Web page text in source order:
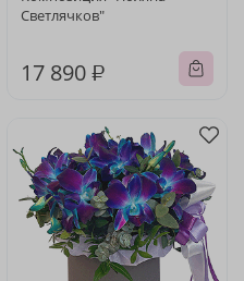
Светлячков"
17 890 ₽